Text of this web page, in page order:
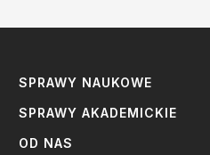
SPRAWY NAUKOWE
SPRAWY AKADEMICKIE
OD NAS